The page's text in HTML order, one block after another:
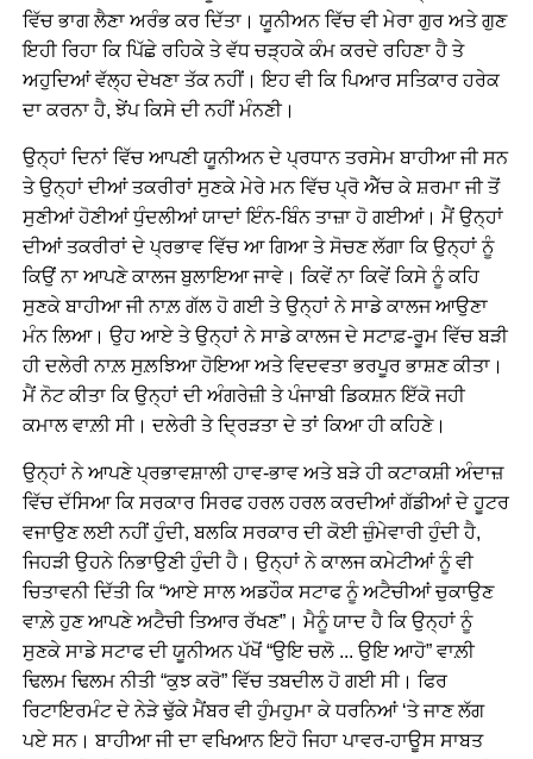
ਵਿੱਚ ਭਾਗ ਲੈਣਾ ਅਰੰਭ ਕਰ ਦਿੱਤਾ। ਯੂਨੀਅਨ ਵਿੱਚ ਵੀ ਮੇਰਾ ਗੁਰ ਅਤੇ ਗੁਣ
ਇਹੀ ਰਿਹਾ ਕਿ ਪਿੱਛੇ ਰਹਿਕੇ ਤੇ ਵੱਧ ਚੜ੍ਹਕੇ ਕੰਮ ਕਰਦੇ ਰਹਿਣਾ ਹੈ ਤੇ
ਅਹੁਦਿਆਂ ਵੱਲ੍ਹ ਦੇਖਣਾ ਤੱਕ ਨਹੀਂ। ਇਹ ਵੀ ਕਿ ਪਿਆਰ ਸਤਿਕਾਰ ਹਰੇਕ
ਦਾ ਕਰਨਾ ਹੈ, ਝੇਂਪ ਕਿਸੇ ਦੀ ਨਹੀਂ ਮੰਨਣੀ।
ਉਨ੍ਹਾਂ ਦਿਨਾਂ ਵਿੱਚ ਆਪਣੀ ਯੂਨੀਅਨ ਦੇ ਪ੍ਰਧਾਨ ਤਰਸੇਮ ਬਾਹੀਆ ਜੀ ਸਨ
ਤੇ ਉਨ੍ਹਾਂ ਦੀਆਂ ਤਕਰੀਰਾਂ ਸੁਣਕੇ ਮੇਰੇ ਮਨ ਵਿੱਚ ਪ੍ਰੋ ਐੱਚ ਕੇ ਸ਼ਰਮਾ ਜੀ ਤੋਂ
ਸੁਣੀਆਂ ਹੋਣੀਆਂ ਧੁੰਦਲੀਆਂ ਯਾਦਾਂ ਇੰਨ-ਬਿੰਨ ਤਾਜ਼ਾ ਹੋ ਗਈਆਂ। ਮੈਂ ਉਨ੍ਹਾਂ
ਦੀਆਂ ਤਕਰੀਰਾਂ ਦੇ ਪ੍ਰਭਾਵ ਵਿੱਚ ਆ ਗਿਆ ਤੇ ਸੋਚਣ ਲੱਗਾ ਕਿ ਉਨ੍ਹਾਂ ਨੂੰ
ਕਿਉਂ ਨਾ ਆਪਣੇ ਕਾਲਜ ਬੁਲਾਇਆ ਜਾਵੇ। ਕਿਵੇਂ ਨਾ ਕਿਵੇਂ ਕਿਸੇ ਨੂੰ ਕਹਿ
ਸੁਣਕੇ ਬਾਹੀਆ ਜੀ ਨਾਲ਼ ਗੱਲ ਹੋ ਗਈ ਤੇ ਉਨ੍ਹਾਂ ਨੇ ਸਾਡੇ ਕਾਲਜ ਆਉਣਾ
ਮੰਨ ਲਿਆ। ਉਹ ਆਏ ਤੇ ਉਨ੍ਹਾਂ ਨੇ ਸਾਡੇ ਕਾਲਜ ਦੇ ਸਟਾਫ਼-ਰੂਮ ਵਿੱਚ ਬੜੀ
ਹੀ ਦਲੇਰੀ ਨਾਲ਼ ਸੁਲ਼ਝਿਆ ਹੋਇਆ ਅਤੇ ਵਿਦਵਤਾ ਭਰਪੂਰ ਭਾਸ਼ਣ ਕੀਤਾ।
ਮੈਂ ਨੋਟ ਕੀਤਾ ਕਿ ਉਨ੍ਹਾਂ ਦੀ ਅੰਗਰੇਜ਼ੀ ਤੇ ਪੰਜਾਬੀ ਡਿਕਸ਼ਨ ਇੱਕੋ ਜਹੀ
ਕਮਾਲ ਵਾਲ਼ੀ ਸੀ। ਦਲੇਰੀ ਤੇ ਦ੍ਰਿੜਤਾ ਦੇ ਤਾਂ ਕਿਆ ਹੀ ਕਹਿਣੇ।
ਉਨ੍ਹਾਂ ਨੇ ਆਪਣੇ ਪ੍ਰਭਾਵਸ਼ਾਲੀ ਹਾਵ-ਭਾਵ ਅਤੇ ਬੜੇ ਹੀ ਕਟਾਕਸ਼ੀ ਅੰਦਾਜ਼
ਵਿੱਚ ਦੱਸਿਆ ਕਿ ਸਰਕਾਰ ਸਿਰਫ ਹਰਲ ਹਰਲ ਕਰਦੀਆਂ ਗੱਡੀਆਂ ਦੇ ਹੂਟਰ
ਵਜਾਉਣ ਲਈ ਨਹੀਂ ਹੁੰਦੀ, ਬਲਕਿ ਸਰਕਾਰ ਦੀ ਕੋਈ ਜ਼ੁੰਮੇਵਾਰੀ ਹੁੰਦੀ ਹੈ,
ਜਿਹੜੀ ਉਹਨੇ ਨਿਭਾਉਣੀ ਹੁੰਦੀ ਹੈ। ਉਨ੍ਹਾਂ ਨੇ ਕਾਲਜ ਕਮੇਟੀਆਂ ਨੂੰ ਵੀ
ਚਿਤਾਵਨੀ ਦਿੱਤੀ ਕਿ “ਆਏ ਸਾਲ ਅਡਹੌਕ ਸਟਾਫ ਨੂੰ ਅਟੈਚੀਆਂ ਚੁਕਾਉਣ
ਵਾਲ਼ੇ ਹੁਣ ਆਪਣੇ ਅਟੈਚੀ ਤਿਆਰ ਰੱਖਣ”। ਮੈਨੂੰ ਯਾਦ ਹੈ ਕਿ ਉਨ੍ਹਾਂ ਨੂੰ
ਸੁਣਕੇ ਸਾਡੇ ਸਟਾਫ ਦੀ ਯੂਨੀਅਨ ਪੱਖੋਂ “ਉਇ ਚਲੋ ... ਉਇ ਆਹੋ” ਵਾਲ਼ੀ
ਢਿਲਮ ਢਿਲਮ ਨੀਤੀ “ਕੁਝ ਕਰੋ” ਵਿੱਚ ਤਬਦੀਲ ਹੋ ਗਈ ਸੀ। ਫਿਰ
ਰਿਟਾਇਰਮੰਟ ਦੇ ਨੇੜੇ ਢੁੱਕੇ ਮੈਂਬਰ ਵੀ ਹੁੰਮਹੁਮਾ ਕੇ ਧਰਨਿਆਂ ‘ਤੇ ਜਾਣ ਲੱਗ
ਪਏ ਸਨ। ਬਾਹੀਆ ਜੀ ਦਾ ਵਖਿਆਨ ਇਹੋ ਜਿਹਾ ਪਾਵਰ-ਹਾਊਸ ਸਾਬਤ